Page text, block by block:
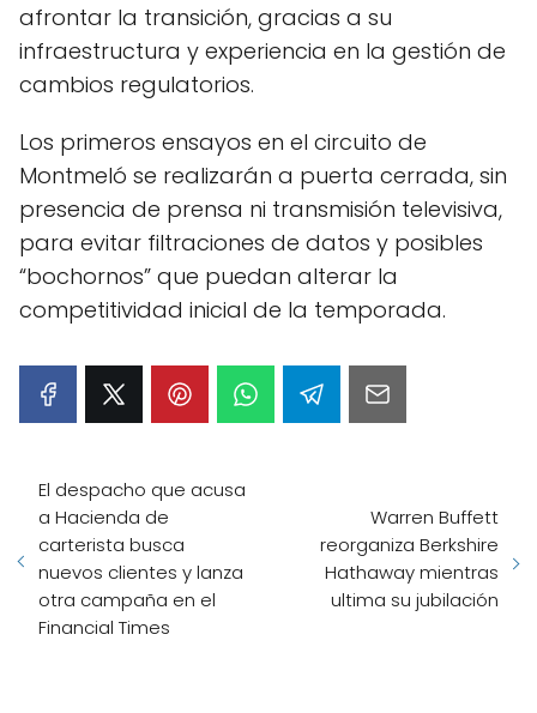
afrontar la transición, gracias a su
infraestructura y experiencia en la gestión de
cambios regulatorios.
Los primeros ensayos en el circuito de
Montmeló se realizarán a puerta cerrada, sin
presencia de prensa ni transmisión televisiva,
para evitar filtraciones de datos y posibles
“bochornos” que puedan alterar la
competitividad inicial de la temporada.
El despacho que acusa
a Hacienda de
carterista busca
nuevos clientes y lanza
otra campaña en el
Financial Times
Warren Buffett
reorganiza Berkshire
Hathaway mientras
ultima su jubilación